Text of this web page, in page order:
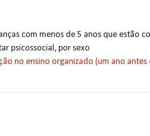
com menos de 5 anos que estão
psicossocial, por sexo
no ensino organizado (um ano